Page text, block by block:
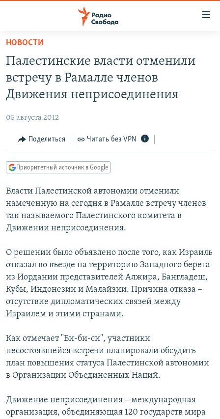
упрощенного
доступа
основному
Вернутся
Вернутся
поиску
АВТОРСКИЕ ПРОЕКТЫ
МНЕНИЯ
КУЛЬТУРА
КАВКАЗ.РЕАЛИИ
СЕВЕР.РЕАЛИИ
СИБИРЬ.РЕАЛИИ
РАСПИСАНИЕ ВЕЩАНИЯ
ПОДПИШИТЕСЬ НА РАССЫЛКУ
СОЦИАЛЬНЫЕ СЕТИ
Все сайты РСЕ/РС
НОВОСТИ
Палестинские власти отменили
встречу в Рамалле членов
Движения неприсоединения
05 августа 2012
Поделиться Читать без VPN
Приоритетный источник в Google
Власти Палестинской автономии отменили
намеченную на сегодня в Рамалле встречу членов
так называемого Палестинского комитета в
Движении неприсоединения.
О решении было объявлено после того, как Израиль
отказал во въезде на территорию Западного берега
из Иордании представителей Алжира, Бангладеш,
Кубы, Индонезии и Малайзии. Причина отказа –
отсутствие дипломатических связей между
Израилем и этими странами.
Как отмечает "Би-би-си", участники
несостоявшейся встречи планировали обсудить
план повышения статуса Палестинской автономии
в Организации Объединенных Наций.
Движение неприсоединения – международная
организация, объединяющая 120 государств мира